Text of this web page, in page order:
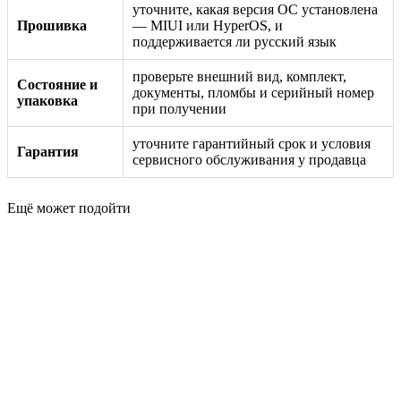
Прошивка
уточните, какая версия ОС установлена
— MIUI или HyperOS, и
поддерживается ли русский язык
Состояние и
упаковка
проверьте внешний вид, комплект,
документы, пломбы и серийный номер
при получении
Гарантия
уточните гарантийный срок и условия
сервисного обслуживания у продавца
Ещё может подойти